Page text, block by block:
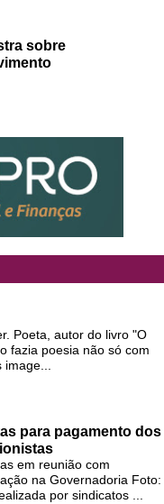
sobre
Poeta, autor do livro "O
fazia poesia não só com
image...
para pagamento dos
em reunião com
na Governadoria Foto:
por sindicatos ...